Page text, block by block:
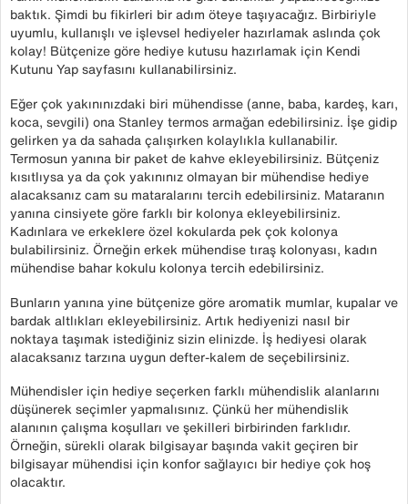
baktık. Şimdi bu fikirleri bir adım öteye taşıyacağız. Birbiriyle
uyumlu, kullanışlı ve işlevsel hediyeler hazırlamak aslında çok
kolay! Bütçenize göre hediye kutusu hazırlamak için Kendi
Kutunu Yap sayfasını kullanabilirsiniz.
Eğer çok yakınınızdaki biri mühendisse (anne, baba, kardeş, karı,
koca, sevgili) ona Stanley termos armağan edebilirsiniz. İşe gidip
gelirken ya da sahada çalışırken kolaylıkla kullanabilir.
Termosun yanına bir paket de kahve ekleyebilirsiniz. Bütçeniz
kısıtlıysa ya da çok yakınınız olmayan bir mühendise hediye
alacaksanız cam su mataralarını tercih edebilirsiniz. Mataranın
yanına cinsiyete göre farklı bir kolonya ekleyebilirsiniz.
Kadınlara ve erkeklere özel kokularda pek çok kolonya
bulabilirsiniz. Örneğin erkek mühendise tıraş kolonyası, kadın
mühendise bahar kokulu kolonya tercih edebilirsiniz.
Bunların yanına yine bütçenize göre aromatik mumlar, kupalar ve
bardak altlıkları ekleyebilirsiniz. Artık hediyenizi nasıl bir
noktaya taşımak istediğiniz sizin elinizde. İş hediyesi olarak
alacaksanız tarzına uygun defter-kalem de seçebilirsiniz.
Mühendisler için hediye seçerken farklı mühendislik alanlarını
düşünerek seçimler yapmalısınız. Çünkü her mühendislik
alanının çalışma koşulları ve şekilleri birbirinden farklıdır.
Örneğin, sürekli olarak bilgisayar başında vakit geçiren bir
bilgisayar mühendisi için konfor sağlayıcı bir hediye çok hoş
olacaktır.